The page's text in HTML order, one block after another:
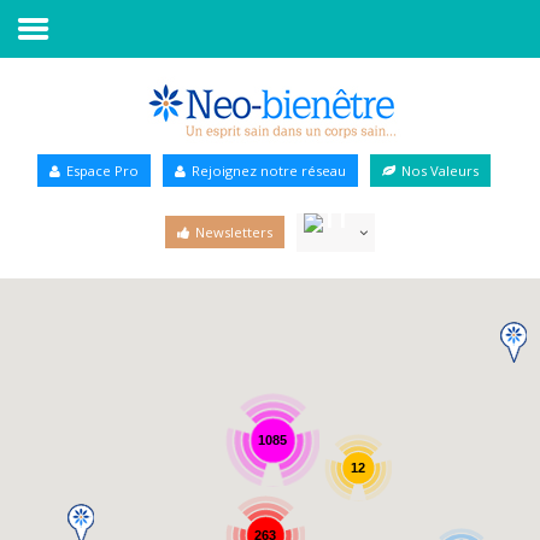
Annuaire Bien-être
Espace Pro Rejoignez notre réseau Nos Valeurs
Newsletters
1085
263
12